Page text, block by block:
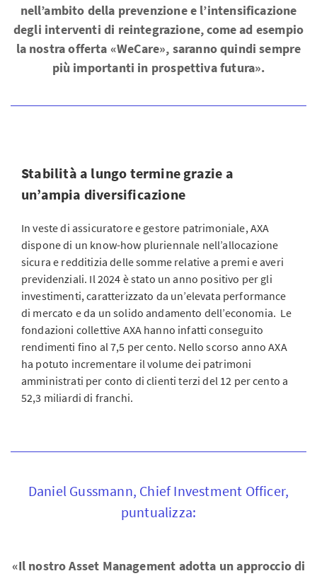
nell’ambito della prevenzione e l’intensificazione
degli interventi di reintegrazione, come ad esempio
la nostra offerta «WeCare», saranno quindi sempre
più importanti in prospettiva futura».
Stabilità a lungo termine grazie a
un’ampia diversificazione
In veste di assicuratore e gestore patrimoniale, AXA
dispone di un know-how pluriennale nell’allocazione
sicura e redditizia delle somme relative a premi e averi
previdenziali. Il 2024 è stato un anno positivo per gli
investimenti, caratterizzato da un’elevata performance
di mercato e da un solido andamento dell’economia. Le
fondazioni collettive AXA hanno infatti conseguito
rendimenti fino al 7,5 per cento. Nello scorso anno AXA
ha potuto incrementare il volume dei patrimoni
amministrati per conto di clienti terzi del 12 per cento a
52,3 miliardi di franchi.
Daniel Gussmann, Chief Investment Officer,
puntualizza:
«Il nostro Asset Management adotta un approccio di